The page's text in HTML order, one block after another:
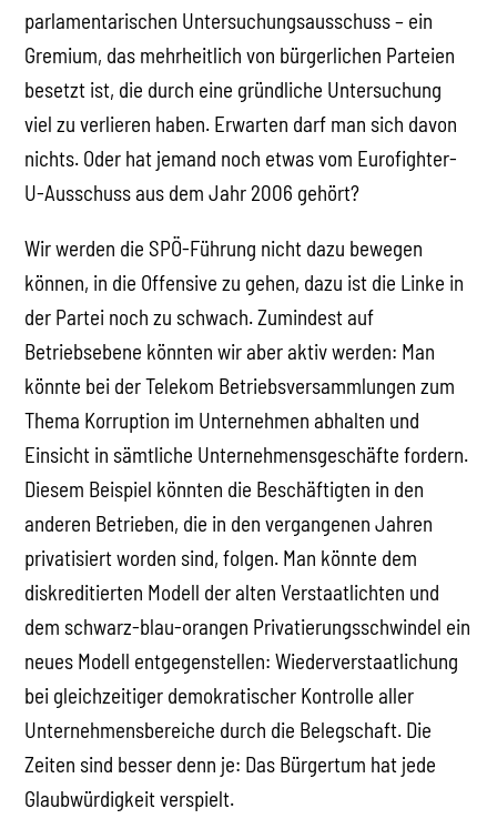
parlamentarischen Untersuchungsausschuss – ein
Gremium, das mehrheitlich von bürgerlichen Parteien
besetzt ist, die durch eine gründliche Untersuchung
viel zu verlieren haben. Erwarten darf man sich davon
nichts. Oder hat jemand noch etwas vom Eurofighter-
U-Ausschuss aus dem Jahr 2006 gehört?
Wir werden die SPÖ-Führung nicht dazu bewegen
können, in die Offensive zu gehen, dazu ist die Linke in
der Partei noch zu schwach. Zumindest auf
Betriebsebene könnten wir aber aktiv werden: Man
könnte bei der Telekom Betriebsversammlungen zum
Thema Korruption im Unternehmen abhalten und
Einsicht in sämtliche Unternehmensgeschäfte fordern.
Diesem Beispiel könnten die Beschäftigten in den
anderen Betrieben, die in den vergangenen Jahren
privatisiert worden sind, folgen. Man könnte dem
diskreditierten Modell der alten Verstaatlichten und
dem schwarz-blau-orangen Privatierungsschwindel ein
neues Modell entgegenstellen: Wiederverstaatlichung
bei gleichzeitiger demokratischer Kontrolle aller
Unternehmensbereiche durch die Belegschaft. Die
Zeiten sind besser denn je: Das Bürgertum hat jede
Glaubwürdigkeit verspielt.